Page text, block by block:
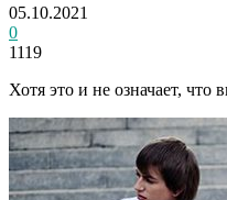
05.10.2021
0
1119
Хотя это и не означает, что